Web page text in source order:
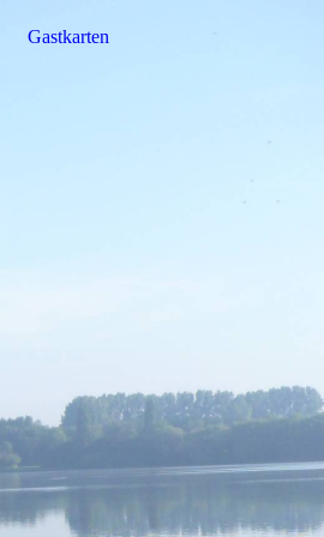
Gastkarten